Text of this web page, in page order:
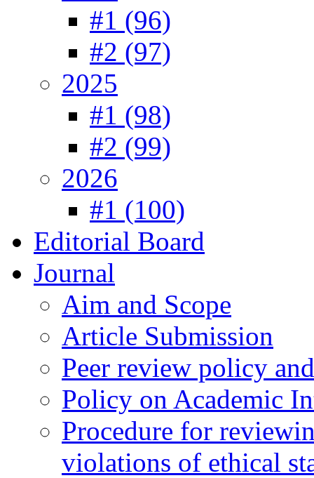
#1 (96)
#2 (97)
2025
#1 (98)
#2 (99)
2026
#1 (100)
Editorial Board
Journal
Aim and Scope
Article Submission
Peer review policy
Policy on Academic
Procedure for
violations of ethical